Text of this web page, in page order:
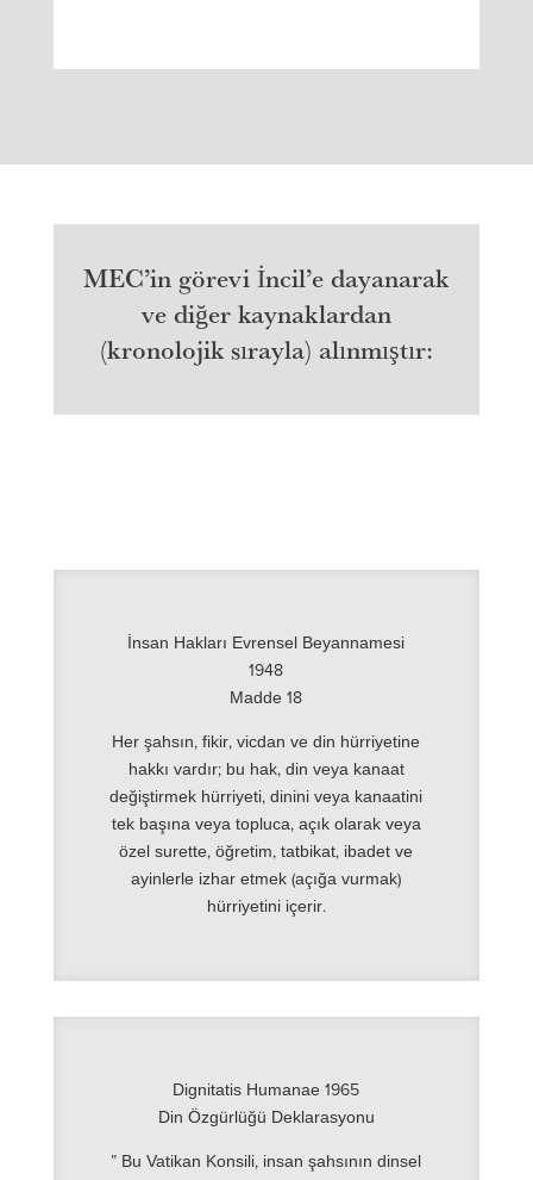
MEC’in görevi İncil’e dayanarak
ve diğer kaynaklardan
(kronolojik sırayla) alınmıştır:
İnsan Hakları Evrensel Beyannamesi
1948
Madde 18
Her şahsın, fikir, vicdan ve din hürriyetine
hakkı vardır; bu hak, din veya kanaat
değiştirmek hürriyeti, dinini veya kanaatini
tek başına veya topluca, açık olarak veya
özel surette, öğretim, tatbikat, ibadet ve
ayinlerle izhar etmek (açığa vurmak)
hürriyetini içerir.
Dignitatis Humanae 1965
Din Özgürlüğü Deklarasyonu
” Bu Vatikan Konsili, insan şahsının dinsel